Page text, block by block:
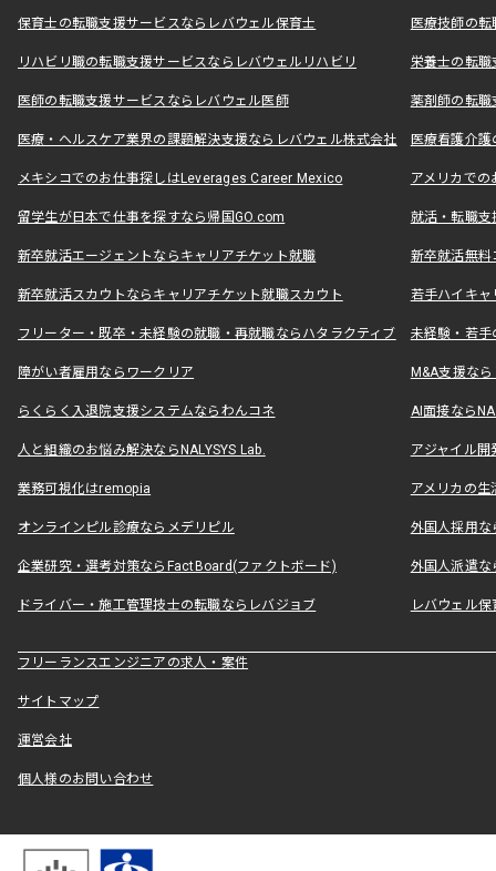
保育士の転職支援サービスならレバウェル保育士 医療技師の
リハビリ職の転職支援サービスならレバウェルリハビリ 栄養士の転
医師の転職支援サービスならレバウェル医師 薬剤師の転
医療・ヘルスケア業界の課題解決支援ならレバウェル株式会社 医療看護介
メキシコでのお仕事探しはLeverages Career Mexico アメリカで
留学生が日本で仕事を探すなら帰国GO.com 就活・転職
新卒就活エージェントならキャリアチケット就職 新卒就活無料
新卒就活スカウトならキャリアチケット就職スカウト 若手ハイキ
フリーター・既卒・未経験の就職・再就職ならハタラクティブ 未経験・若手
障がい者雇用ならワークリア M&A支援な
らくらく入退院支援システムならわんコネ AI面接なら
人と組織のお悩み解決ならNALYSYS Lab. アジャイル
業務可視化はremopia アメリカの
オンラインピル診療ならメデリピル 外国人採用
企業研究・選考対策ならFactBoard(ファクトボード) 外国人派遣な
ドライバー・施工管理技士の転職ならレバジョブ レバウェル
フリーランスエンジニアの求人・案件
サイトマップ
運営会社
個人様のお問い合わせ